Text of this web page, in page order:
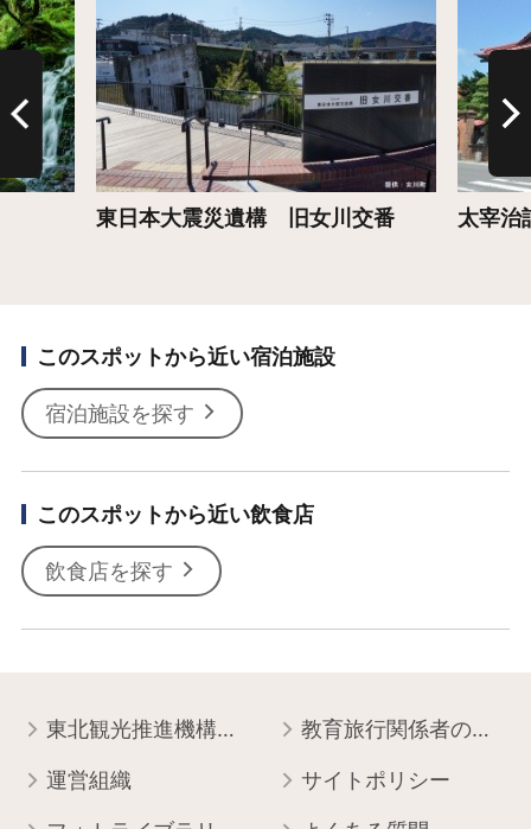
東日本大震災遺構 旧女川交番 太宰治
このスポットから近い宿泊施設
宿泊施設を探す
このスポットから近い飲食店
飲食店を探す
東北観光推進機構について 教育旅行関係者の皆様へ
運営組織 サイトポリシー